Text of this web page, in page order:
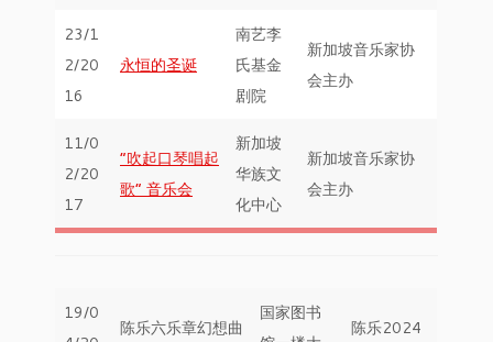
23/1
2/20
16
永恒的圣诞
南艺李
氏基金
剧院
新加坡音乐家协
会主办
11/0
2/20
17
“吹起口琴唱起
歌” 音乐会
新加坡
华族文
化中心
新加坡音乐家协
会主办
19/0
陈乐六乐章幻想曲
国家图书
陈乐2024